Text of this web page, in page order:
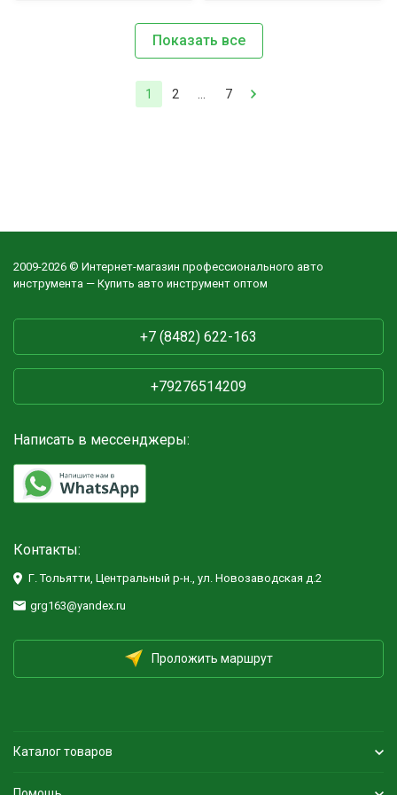
Показать все
1 2 7
2009-2026 © Интернет-магазин профессионального авто
инструмента — Купить авто инструмент оптом
+7 (8482) 622-163
+79276514209
Написать в мессенджеры:
Контакты:
Г. Тольятти, Центральный р-н., ул. Новозаводская д.2
grg163@yandex.ru
Проложить маршрут
Каталог товаров